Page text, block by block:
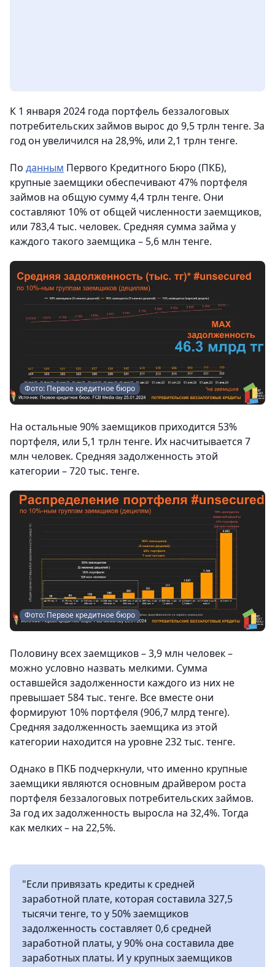
К 1 января 2024 года портфель беззалоговых
потребительских займов вырос до 9,5 трлн тенге. За
год он увеличился на 28,9%, или 2,1 трлн тенге.
По данным Первого Кредитного Бюро (ПКБ),
крупные заемщики обеспечивают 47% портфеля
займов на общую сумму 4,4 трлн тенге. Они
составляют 10% от общей численности заемщиков,
или 783,4 тыс. человек. Средняя сумма займа у
каждого такого заемщика – 5,6 млн тенге.
Фото: Первое кредитное бюро
На остальные 90% заемщиков приходится 53%
портфеля, или 5,1 трлн тенге. Их насчитывается 7
млн человек. Средняя задолженность этой
категории – 720 тыс. тенге.
Фото: Первое кредитное бюро
Половину всех заемщиков – 3,9 млн человек –
можно условно назвать мелкими. Сумма
оставшейся задолженности каждого из них не
превышает 584 тыс. тенге. Все вместе они
формируют 10% портфеля (906,7 млрд тенге).
Средняя задолженность заемщика из этой
категории находится на уровне 232 тыс. тенге.
Однако в ПКБ подчеркнули, что именно крупные
заемщики являются основным драйвером роста
портфеля беззалоговых потребительских займов.
За год их задолженность выросла на 32,4%. Тогда
как мелких – на 22,5%.
"Если привязать кредиты к средней
заработной плате, которая составила 327,5
тысячи тенге, то у 50% заемщиков
задолженность составляет 0,6 средней
заработной платы, у 90% она составила две
заработных платы. И у крупных заемщиков